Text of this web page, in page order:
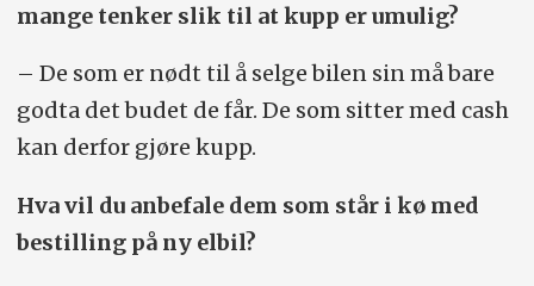
mange tenker slik til at kupp er umulig?
– De som er nødt til å selge bilen sin må bare
godta det budet de får. De som sitter med cash
kan derfor gjøre kupp.
Hva vil du anbefale dem som står i kø med
bestilling på ny elbil?